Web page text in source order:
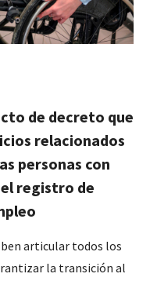
de decreto que
relacionados
personas con
el registro de
articular todos los
la transición al